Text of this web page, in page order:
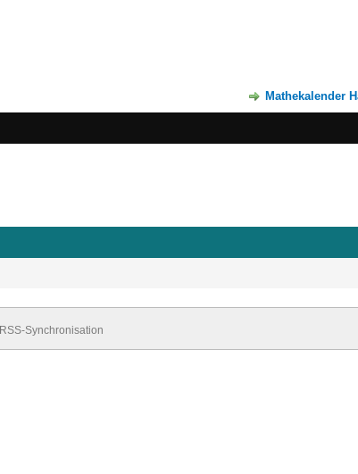
Mathekalender
RSS-Synchronisation